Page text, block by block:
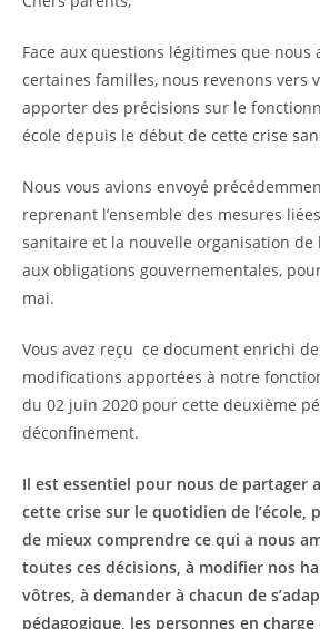
Face aux questions légitimes que nous
certaines familles, nous revenons vers
apporter des précisions sur le
école depuis le début de cette crise
Nous vous avions envoyé
reprenant l’ensemble des mesures
sanitaire et la nouvelle organisation de
aux obligations gouvernementales,
mai.
Vous avez reçu ce document enrichi
modifications apportées à notre
du 02 juin 2020 pour cette deuxième
déconfinement.
Il est essentiel pour nous de partager
cette crise sur le quotidien de l’école,
de mieux comprendre ce qui a nous
toutes ces décisions, à modifier nos
vôtres, à demander à chacun de
pédagogique, les personnes en